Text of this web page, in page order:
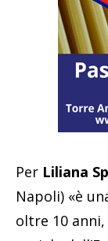
Per Liliana
Napoli) «è
oltre 10